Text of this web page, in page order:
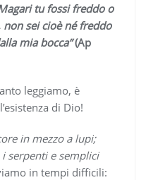
tu fossi freddo o
sei cioè né freddo
mia bocca”(Ap
leggiamo, è
di Dio!
in mezzo a lupi;
serpenti e semplici
in tempi difficili: